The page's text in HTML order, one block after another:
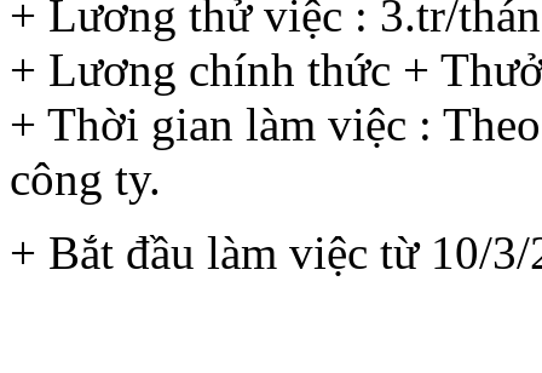
+ Lương thử việc : 3.tr/
+ Lương chính thức +
+ Thời gian làm việc :
công ty.
+ Bắt đầu làm việc từ 10/3/